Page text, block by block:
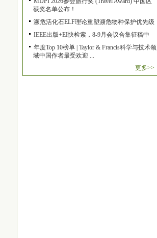
获奖名单公布！
濒危活化石ELF理论重塑濒危物种保护优先级
IEEE出版+EI快检索，8-9月会议合集征稿中
年度Top 10榜单 | Taylor & Francis科学与技术领
域中国作者最受欢迎 ...
更多>>